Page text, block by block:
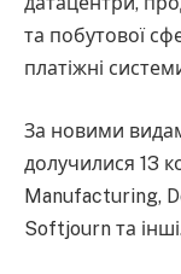
та побутової
платіжні
За новими
долучилися 13
Manufacturing,
Softjourn та